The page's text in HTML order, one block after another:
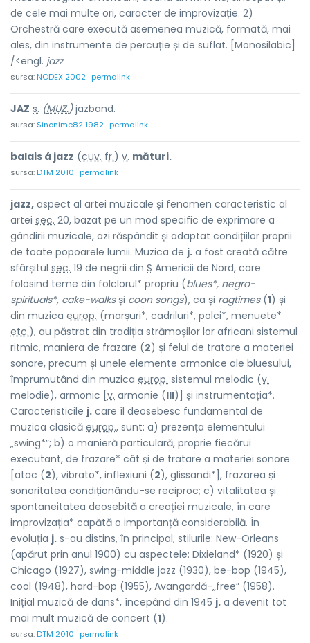
de cele mai multe ori, caracter de improvizație. 2)
Orchestră care execută asemenea muzică, formată, mai
ales, din instrumente de percuție și de suflat. [Monosilabic]
/<engl. jazz
sursa:NODEX 2002 permalink
JAZ s. (MUZ.)jazband.
sursa: Sinonime82 1982 permalink
balais á jazz (cuv. fr.) v. mături.
sursa:DTM 2010 permalink
jazz, aspect al artei muzicale și fenomen caracteristic al
artei sec. 20, bazat pe un mod specific de exprimare a
gândirii muzicale, azi răspândit și adaptat condițiilor proprii
de toate popoarele lumii. Muzica de j. a fost creată către
sfârșitul sec. 19 de negrii din S Americii de Nord, care
folosind teme din folclorul* propriu (blues*, negro-
spirituals*, cake-walksși coon songs), ca și ragtimes(1) și
din muzica europ. (marșuri*, cadriluri*, polci*, menuete*
etc.), au păstrat din tradiția strămoșilor lor africani sistemul
ritmic, maniera de frazare (2) și felul de tratare a materiei
sonore, precum și unele elemente armonice ale bluesului,
împrumutând din muzica europ. sistemul melodic (v.
melodie), armonic [ v. armonie (III)] și instrumentația*.
Caracteristicile j. care îl deosebesc fundamental de
muzica clasică europ., sunt: a) prezența elementului
„swing*”; b) o manieră particulară, proprie fiecărui
executant, de frazare* cât și de tratare a materiei sonore
[atac (2), vibrato*, inflexiuni (2), glissandi*], frazarea și
sonoritatea condiționându-se reciproc; c) vitalitatea și
spontaneitatea deosebită a creației muzicale, în care
improvizația* capătă o importanță considerabilă. În
evoluția j. s-au distins, în principal, stilurile: New-Orleans
(apărut prin anul 1900) cu aspectele: Dixieland* (1920) și
Chicago (1927), swing-middle jazz (1930), be-bop (1945),
cool (1948), hard-bop (1955), Avangardă-„free” (1958).
Inițial muzică de dans*, începând din 1945 j. a devenit tot
mai mult muzică de concert (1).
sursa:DTM 2010 permalink